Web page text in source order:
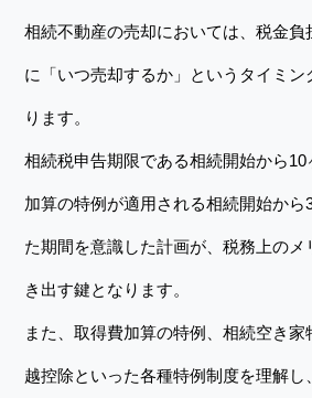
相続不動産の売却においては、税金負
に「いつ売却するか」というタイミン
ります。
相続税申告期限である相続開始から
加算の特例が適用される相続開始から
た期間を意識した計画が、税務上のメ
き出す鍵となります。
また、取得費加算の特例、相続空き
越控除といった各種特例制度を理解し